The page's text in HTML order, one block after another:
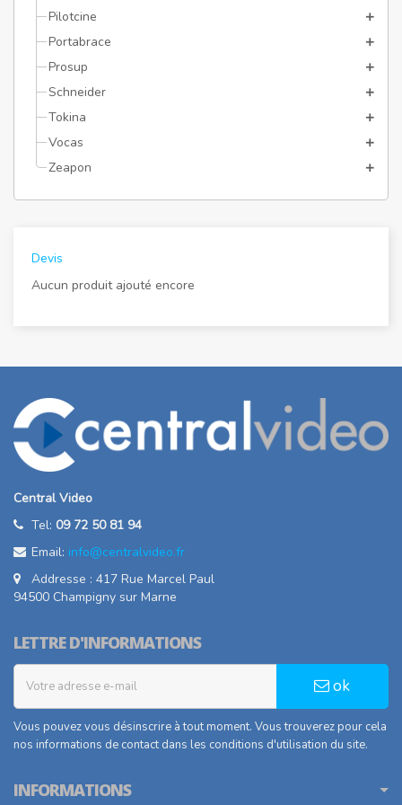
Pilotcine
Portabrace
Prosup
Schneider
Tokina
Vocas
Zeapon
Devis
Aucun produit ajouté encore
Central Video
Tel: 09 72 50 81 94
Email: info@centralvideo.fr
Addresse : 417 Rue Marcel Paul
94500 Champigny sur Marne
LETTRE D'INFORMATIONS
ok
Vous pouvez vous désinscrire à tout moment. Vous trouverez pour cela
nos informations de contact dans les conditions d'utilisation du site.
INFORMATIONS